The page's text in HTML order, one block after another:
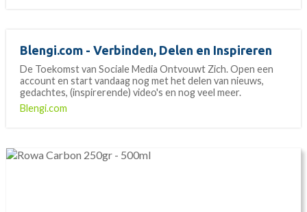
Blengi.com - Verbinden, Delen en Inspireren
De Toekomst van Sociale Media Ontvouwt Zich. Open een
account en start vandaag nog met het delen van nieuws,
gedachtes, (inspirerende) video's en nog veel meer.
Blengi.com